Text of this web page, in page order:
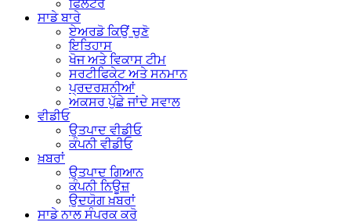
ਫਿਲਟਰ
ਸਾਡੇ ਬਾਰੇ
ਏਅਰਡੋ ਕਿਉਂ ਚੁਣੋ
ਇਤਿਹਾਸ
ਖੋਜ ਅਤੇ ਵਿਕਾਸ ਟੀਮ
ਸਰਟੀਫਿਕੇਟ ਅਤੇ ਸਨਮਾਨ
ਪ੍ਰਦਰਸ਼ਨੀਆਂ
ਅਕਸਰ ਪੁੱਛੇ ਜਾਂਦੇ ਸਵਾਲ
ਵੀਡੀਓ
ਉਤਪਾਦ ਵੀਡੀਓ
ਕੰਪਨੀ ਵੀਡੀਓ
ਖ਼ਬਰਾਂ
ਉਤਪਾਦ ਗਿਆਨ
ਕੰਪਨੀ ਨਿਊਜ਼
ਉਦਯੋਗ ਖ਼ਬਰਾਂ
ਸਾਡੇ ਨਾਲ ਸੰਪਰਕ ਕਰੋ